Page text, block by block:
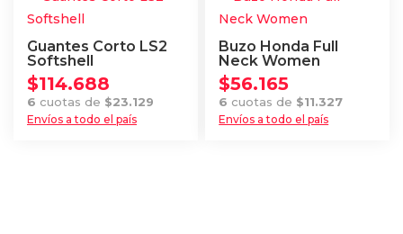
página
producto
página
de
producto
múltiples
variantes.
Las
opciones
se
pueden
Guantes Corto LS2
Softshell
Envíos a todo el país
$114.688
6 cuotas de $23.129
Buzo Honda Full
Neck Women
Envíos a todo el país
$56.165
6 cuotas de $11.327